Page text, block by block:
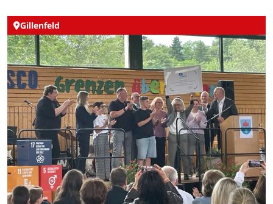
Gillenfeld